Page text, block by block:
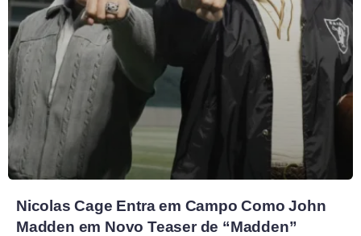
Nicolas Cage Entra em Campo Como John
Madden em Novo Teaser de “Madden”